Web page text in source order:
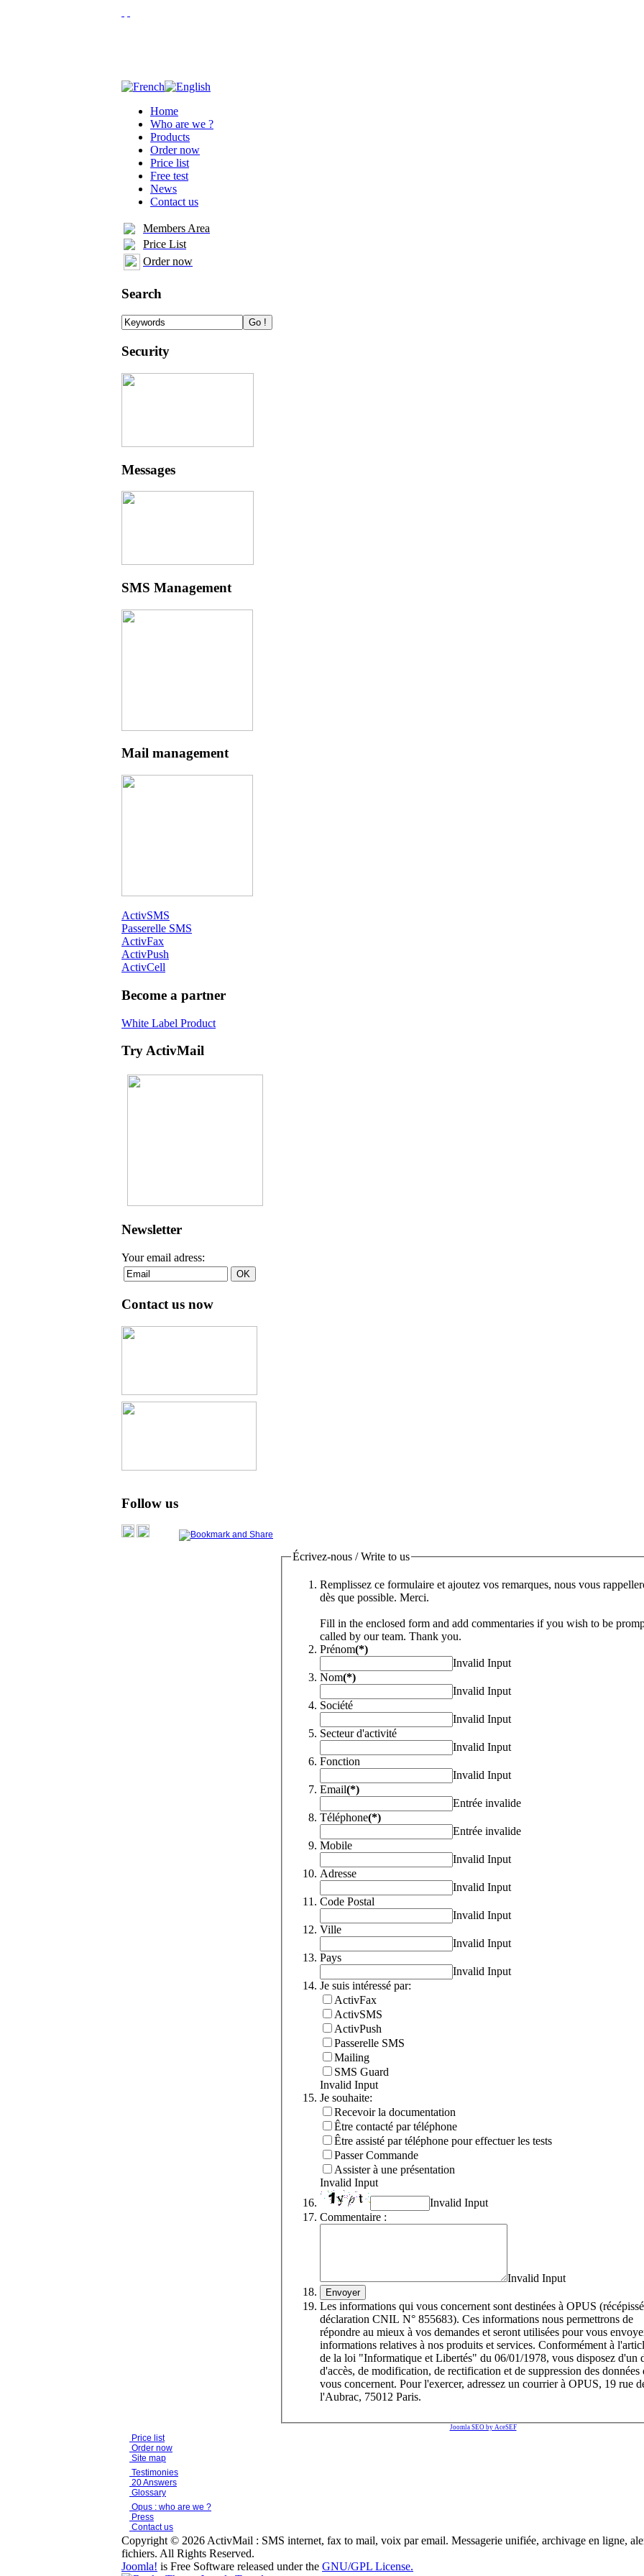
Home
Who are we ?
Products
Order now
Price list
Free test
News
Contact us
Members Area
Price List
Order now
Search
Security
Messages
SMS Management
Mail management
ActivSMS
Passerelle SMS
ActivFax
ActivPush
ActivCell
Become a partner
White Label Product
Try ActivMail
Newsletter
Your email adress:
Contact us now
Follow us
Écrivez-nous / Write to us
Remplissez ce formulaire et ajoutez vos remarques, nous vous
dès que possible. Merci.
Fill in the enclosed form and add commentaries if you wish to be
called by our team. Thank you.
Prénom(*)
Invalid Input
Nom(*)
Invalid Input
Société
Invalid Input
Secteur d'activité
Invalid Input
Fonction
Invalid Input
Email(*)
Entrée invalide
Téléphone(*)
Entrée invalide
Mobile
Invalid Input
Adresse
Invalid Input
Code Postal
Invalid Input
Ville
Invalid Input
Pays
Invalid Input
Je suis intéressé par:
ActivFax
ActivSMS
ActivPush
Passerelle SMS
Mailing
SMS Guard
Invalid Input
Je souhaite:
Recevoir la documentation
Être contacté par téléphone
Être assisté par téléphone pour effectuer les tests
Passer Commande
Assister à une présentation
Invalid Input
Invalid Input
Commentaire :
Invalid Input
Les informations qui vous concernent sont destinées à OPUS
déclaration CNIL N° 855683). Ces informations nous permettrons de
répondre au mieux à vos demandes et seront utilisées pour vous
informations relatives à nos produits et services. Conformément à
de la loi "Informatique et Libertés" du 06/01/1978, vous disposez d'un
d'accès, de modification, de rectification et de suppression des données
vous concernent. Pour l'exercer, adressez un courrier à OPUS, 19 rue
l'Aubrac, 75012 Paris.
Joomla SEO by AceSEF
Price list
Order now
Site map
Testimonies
20 Answers
Glossary
Opus : who are we ?
Press
Contact us
Copyright © 2026 ActivMail : SMS internet, fax to mail, voix par email. Messagerie unifiée, archivage en ligne,
fichiers. All Rights Reserved.
Joomla! is Free Software released under the GNU/GPL License.